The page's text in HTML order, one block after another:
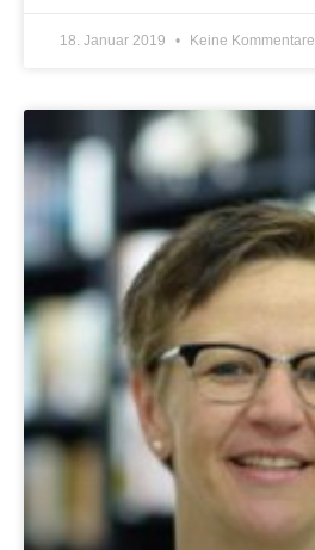
18. Januar 2019 Keine Kommentare